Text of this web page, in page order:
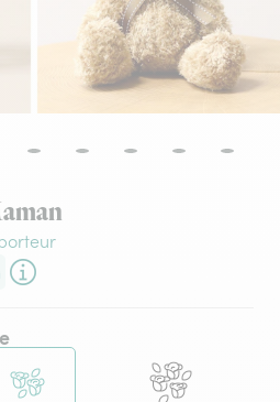
toute commande passée avant